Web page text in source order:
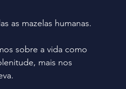
as mazelas humanas.
sobre a vida como
mais nos